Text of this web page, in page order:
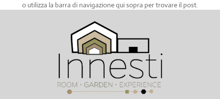
o utilizza la barra di navigazione qui sopra per trovare il post.